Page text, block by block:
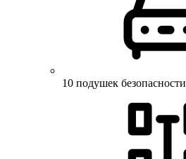
10 подушек безопасности